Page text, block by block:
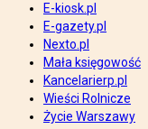
E-kiosk.pl
E-gazety.pl
Nexto.pl
Mała księgowość
Kancelarierp.pl
Wieści Rolnicze
Życie Warszawy